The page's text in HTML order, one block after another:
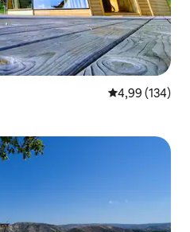
4,99 de uma
4,99 (134)